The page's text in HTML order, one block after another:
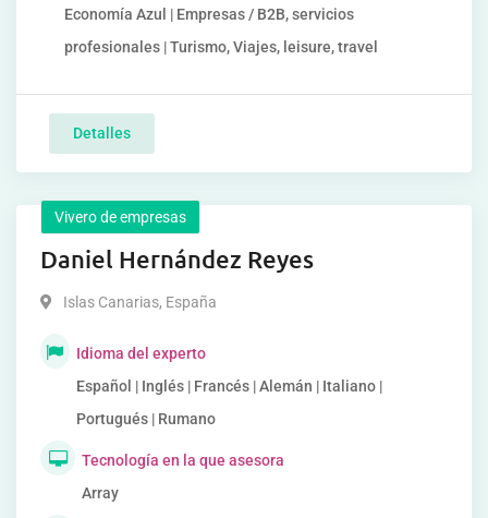
Economía Azul | Empresas / B2B, servicios
profesionales | Turismo, Viajes, leisure, travel
Detalles
Vivero de empresas
Daniel Hernández Reyes
Islas Canarias, España
Idioma del experto
Español | Inglés | Francés | Alemán | Italiano |
Portugués | Rumano
Tecnología en la que asesora
Array